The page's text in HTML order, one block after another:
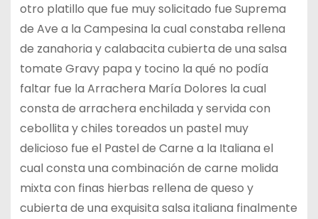
otro platillo que fue muy solicitado fue Suprema
de Ave a la Campesina la cual constaba rellena
de zanahoria y calabacita cubierta de una salsa
tomate Gravy papa y tocino la qué no podía
faltar fue la Arrachera María Dolores la cual
consta de arrachera enchilada y servida con
cebollita y chiles toreados un pastel muy
delicioso fue el Pastel de Carne a la Italiana el
cual consta una combinación de carne molida
mixta con finas hierbas rellena de queso y
cubierta de una exquisita salsa italiana finalmente